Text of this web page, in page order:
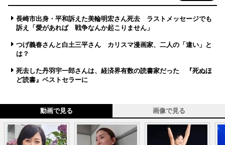
長崎市出身・平和訴えた美輪明宏さん死去 ラストメッセージでも
訴え「愛があれば 戦争なんか起こりません」
つげ義春さんと白土三平さん カリスマ漫画家、二人の「違い」と
は？
死去した丹羽宇一郎さんは、経済界有数の読書家だった 『死ぬほ
ど読書』ベストセラーに
動画で見る 画像で見る